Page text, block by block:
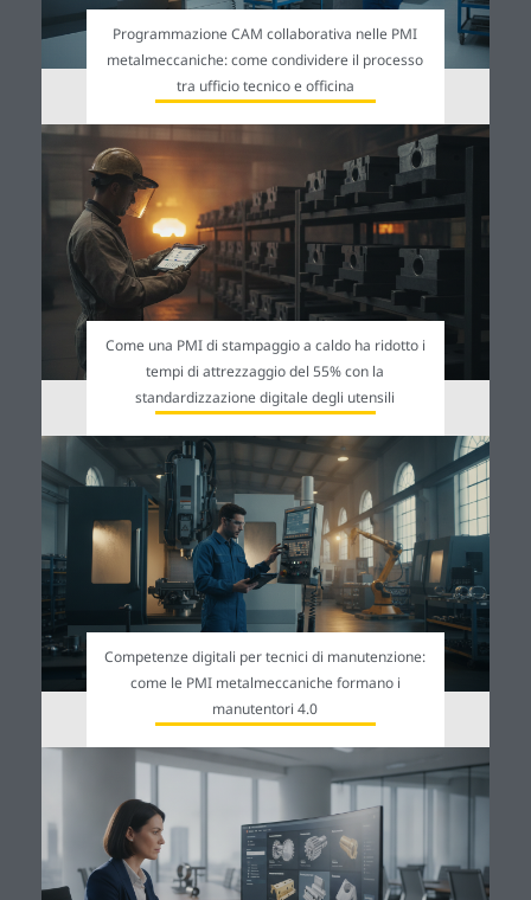
Programmazione CAM collaborativa nelle PMI
metalmeccaniche: come condividere il processo
tra ufficio tecnico e officina
Come una PMI di stampaggio a caldo ha ridotto i
tempi di attrezzaggio del 55% con la
standardizzazione digitale degli utensili
Competenze digitali per tecnici di manutenzione:
come le PMI metalmeccaniche formano i
manutentori 4.0